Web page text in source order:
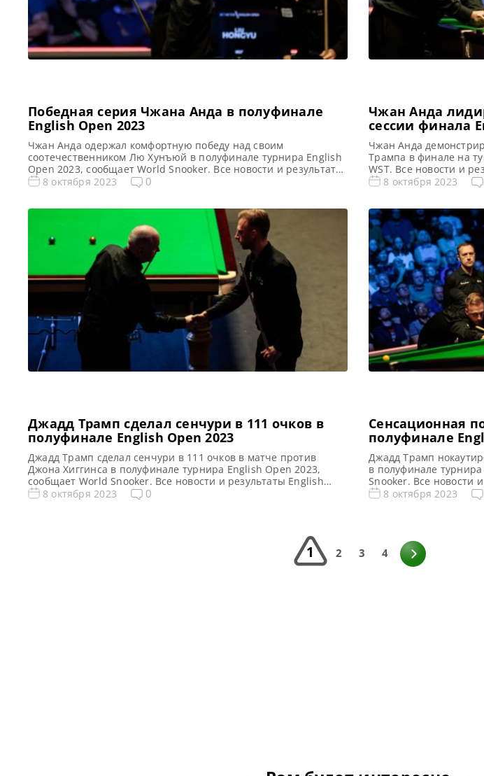
Победная серия Чжана Анда в полуфинале
English Open 2023
Чжан Анда одержал комфортную победу над своим
соотечественником Лю Хунъюй в полуфинале турнира English
Open 2023, сообщает World Snooker. Все новости и результаты
English Open 2023 English Open 2023. Результаты, турнирная
Видео English Open 2023 Чжан Анда провел успешное […]
8 октября 2023 0
Чжан Анда
сессии финала
Чжан Анда
Трампа в финале на
WST. Все новости и
2023. Результаты,
Анда готовится
8 октября 2023
Джадд Трамп сделал сенчури в 111 очков в
полуфинале English Open 2023
Джадд Трамп сделал сенчури в 111 очков в матче против
Джона Хиггинса в полуфинале турнира English Open 2023,
сообщает World Snooker. Все новости и результаты English
Open 2023 English Open 2023. Результаты, турнирная сетка
8 октября 2023 0
Сенсационная
полуфинале
Джадд Трамп
в полуфинале
Snooker. Все новости
Open 2023.
8 октября 2023
1 2 3 4